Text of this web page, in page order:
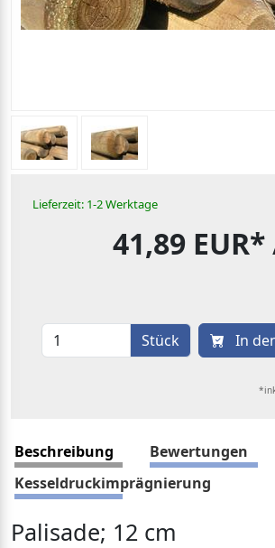
Lieferzeit: 1-2 Werktage
41,89 EUR*
Stück In
Beschreibung
Bewertungen
Kesseldruckimprägnierung
Palisade; 12 cm